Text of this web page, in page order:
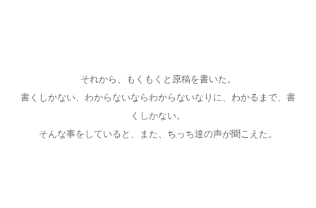
それから、もくもくと原稿を書いた。
書くしかない、わからないならわからないなりに、わかるまで、書
くしかない。
そんな事をしていると、また、ちっち達の声が聞こえた。